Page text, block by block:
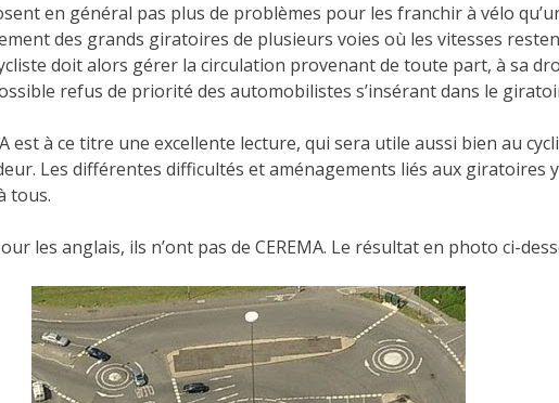
en général pas plus de problèmes pour les franchir à vélo
des grands giratoires de plusieurs voies où les vitesses
doit alors gérer la circulation provenant de toute part, à sa
refus de priorité des automobilistes s’insérant dans le
est à ce titre une excellente lecture, qui sera utile aussi bien au
Les différentes difficultés et aménagements liés aux giratoires
tous.
les anglais, ils n’ont pas de CEREMA. Le résultat en photo ci-